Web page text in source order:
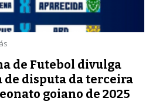
de Futebol divulga
disputa da terceira
goiano de 2025